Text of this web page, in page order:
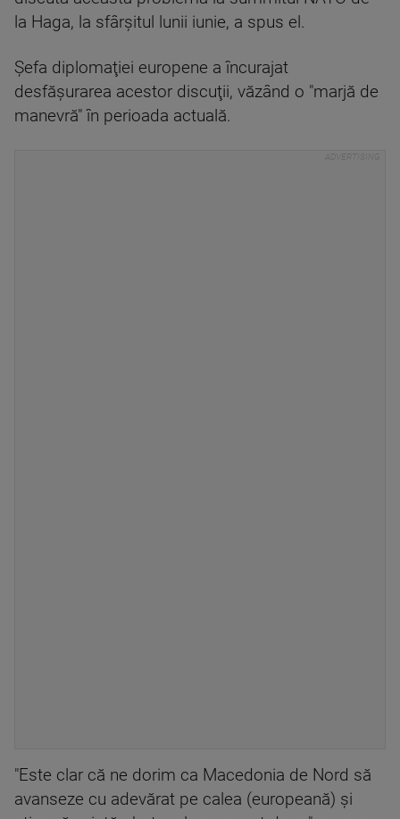
la Haga, la sfârşitul lunii iunie, a spus el.
Şefa diplomaţiei europene a încurajat
desfăşurarea acestor discuţii, văzând o "marjă de
manevră" în perioada actuală.
"Este clar că ne dorim ca Macedonia de Nord să
avanseze cu adevărat pe calea (europeană) şi